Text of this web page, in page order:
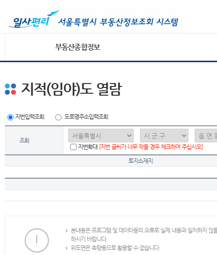
부동산종합정보
지적(임야)도 열람
지번입력조회 도로명주소입력조회
조회
지번확대 [지번 글씨가 너무 작을 경우 체크하여 주십시오]
토지소재지
본내용은 프로그램 및 데이타등의 오류로 실제 내용과 일치하지
하시기 바랍니다.
위도면은 측량용으로 활용할 수 없습니다.